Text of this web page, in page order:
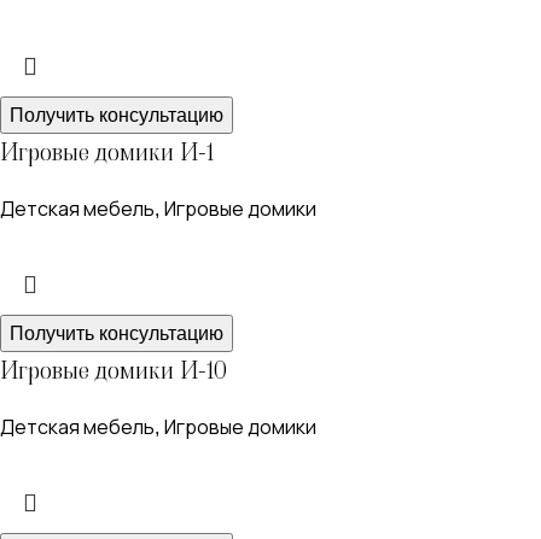
Получить консультацию
Игровые домики И-1
Детская мебель, Игровые домики
Получить консультацию
Игровые домики И-10
Детская мебель, Игровые домики